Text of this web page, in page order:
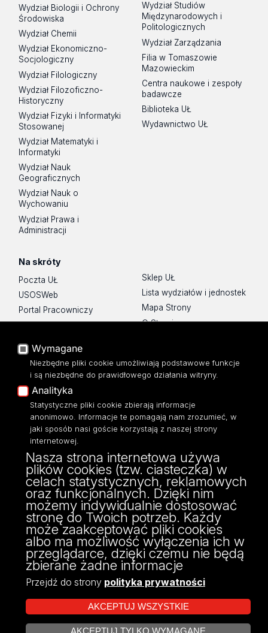
Wydział Biologii i Ochrony
Środowiska
Wydział Chemii
Wydział Ekonomiczno-
Socjologiczny
Wydział Filologiczny
Wydział Filozoficzno-
Historyczny
Wydział Fizyki i Informatyki
Stosowanej
Wydział Matematyki i
Informatyki
Wydział Nauk
Geograficznych
Wydział Nauk o
Wychowaniu
Wydział Prawa i
Administracji
Wydział Studiów
Międzynarodowych i
Politologicznych
Wydział Zarządzania
Filia w Tomaszowie
Mazowieckim
Centra naukowe i zespoły
badawcze
Biblioteka UŁ
Wydawnictwo UŁ
Na skróty
Poczta UŁ
USOSWeb
Portal Pracowniczy
Baza Aktów Własnych
Moodle
Eksperci UŁ
Polityka Prywatności
Dostępność
Sklep UŁ
Lista wydziałów i jednostek
Mapa Strony
O Stronie
ul. Narutowicza 68, 90-136 Łódź
NIP: 724 000 32 43
Adres do doręczeń elektronicznych (ADE):
AE:PL-74796-17640-IHHIV-17
KONTAKT
Wymagane
Niezbędne pliki cookie umożliwiają podstawowe funkcje
i są niezbędne do prawidłowego działania witryny.
Analityka
Statystyczne pliki cookie zbierają informacje
anonimowo. Informacje te pomagają nam zrozumieć, w
jaki sposób nasi goście korzystają z naszej strony
internetowej.
Nasza strona internetowa używa
plików cookies (tzw. ciasteczka) w
celach statystycznych, reklamowych
oraz funkcjonalnych. Dzięki nim
możemy indywidualnie dostosować
stronę do Twoich potrzeb. Każdy
może zaakceptować pliki cookies
albo ma możliwość wyłączenia ich w
przeglądarce, dzięki czemu nie będą
zbierane żadne informacje
Przejdź do strony polityka prywatności
AKCEPTUJ WSZYSTKIE